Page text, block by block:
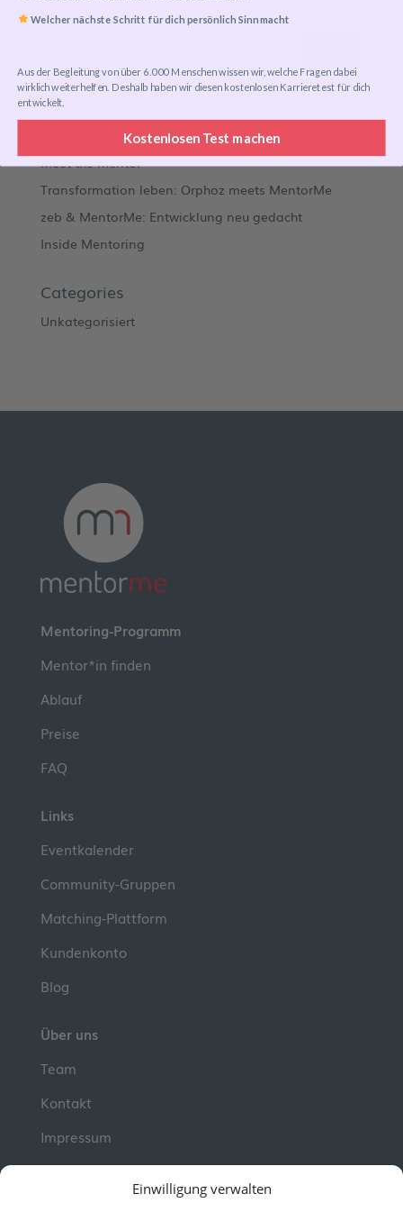
Einwilligung verwalten
Search
Recent Posts
Mentoring Journeys
Meet the Mentor
Transformation leben: Orphoz meets MentorMe
zeb & MentorMe: Entwicklung neu gedacht
Inside Mentoring
Categories
Unkategorisiert
Mentoring-Programm
Mentor*in finden
Ablauf
Preise
FAQ
Links
Eventkalender
Community-Gruppen
Matching-Plattform
Kundenkonto
Blog
Über uns
Team
Kontakt
Impressum
Welcher nächste Schritt für dich persönlich Sinn macht
Aus der Begleitung von über 6.000 Menschen wissen wir, welche Fragen dabei
wirklich weiterhelfen. Deshalb haben wir diesen kostenlosen Karrieretest für dich
entwickelt.
Kostenlosen Test machen